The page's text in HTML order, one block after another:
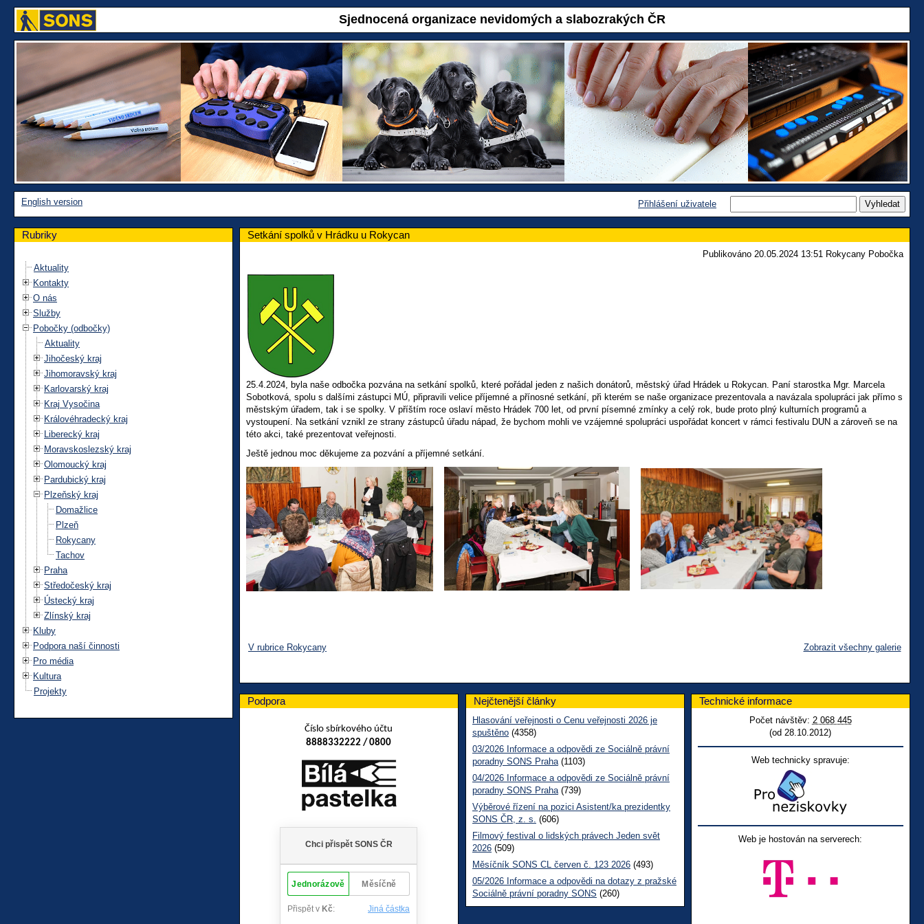
Sjednocená organizace nevidomých a slabozrakých ČR
English version Přihlášení uživatele
Rubriky
Aktuality
Kontakty
O nás
Služby
Pobočky (odbočky)
Aktuality
Jihočeský kraj
Jihomoravský kraj
Karlovarský kraj
Kraj Vysočina
Královéhradecký kraj
Liberecký kraj
Moravskoslezský kraj
Olomoucký kraj
Pardubický kraj
Plzeňský kraj
Domažlice
Plzeň
Rokycany
Tachov
Praha
Středočeský kraj
Ústecký kraj
Zlínský kraj
Kluby
Podpora naší činnosti
Pro média
Kultura
Projekty
Setkání spolků v Hrádku u Rokycan
Publikováno 20.05.2024 13:51 Rokycany Pobočka
25.4.2024, byla naše odbočka pozvána na setkání spolků, které pořádal jeden z našich donátorů, městský úřad Hrádek u Rokycan. Paní starostka Mgr. Marcela
Sobotková, spolu s dalšími zástupci MÚ, připravili velice příjemné a přínosné setkání, při kterém se naše organizace prezentovala a navázala spolupráci jak přímo s
městským úřadem, tak i se spolky. V příštím roce oslaví město Hrádek 700 let, od první písemné zmínky a celý rok, bude proto plný kulturních programů a
vystoupení. Na setkání vznikl ze strany zástupců úřadu nápad, že bychom mohli ve vzájemné spolupráci uspořádat koncert v rámci festivalu DUN a zároveň se na
této akci, také prezentovat veřejnosti.
Ještě jednou moc děkujeme za pozvání a příjemné setkání.
V rubrice Rokycany Zobrazit všechny galerie
Podpora
Číslo sbírkového účtu
8888332222 / 0800
Nejčtenější články
Hlasování veřejnosti o Cenu veřejnosti 2026 je
spuštěno (4358)
03/2026 Informace a odpovědi ze Sociálně právní
poradny SONS Praha (1103)
04/2026 Informace a odpovědi ze Sociálně právní
poradny SONS Praha (739)
Výběrové řízení na pozici Asistent/ka prezidentky
SONS ČR, z. s. (606)
Filmový festival o lidských právech Jeden svět
2026 (509)
Měsíčník SONS CL červen č. 123 2026 (493)
05/2026 Informace a odpovědi na dotazy z pražské
Sociálně právní poradny SONS (260)
Technické informace
Počet návštěv: 2 068 445
(od 28.10.2012)
Web technicky spravuje:
Web je hostován na serverech: